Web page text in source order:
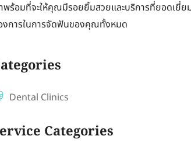
าพร้อมที่จะให้คุณมีรอยยิ้มสวยและบริการที่ยอดเยี่
งการในการจัดฟันของคุณทั้งหมด
Dental Clinics
Categories